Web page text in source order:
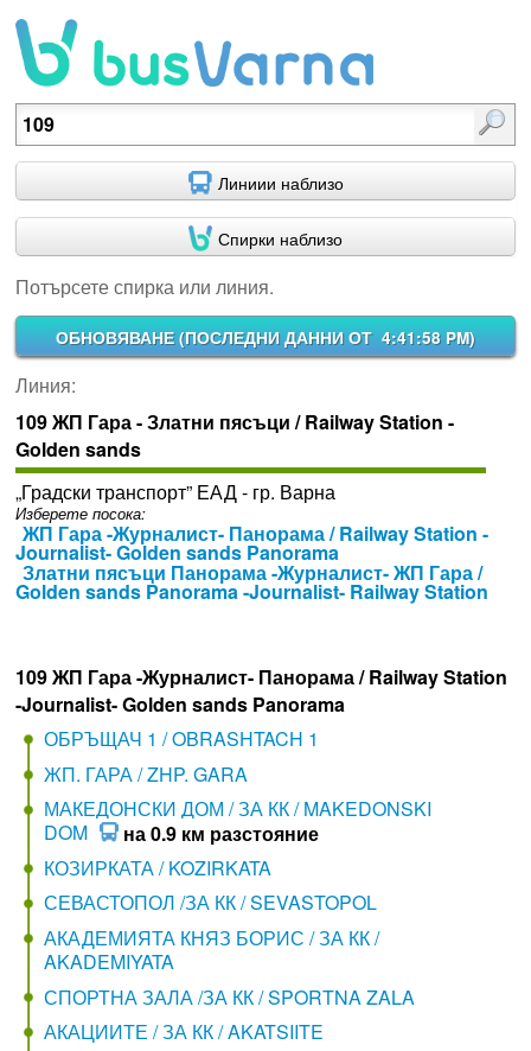
Потърсете спирка или линия.
Линиии наблизо
Спирки наблизо
Потърсете спирка или линия.
ОБНОВЯВАНЕ (ПОСЛЕДНИ ДАННИ ОТ 4:41:58 PM)
Линия:
109 ЖП Гара - Златни пясъци / Railway Station -
Golden sands
„Градски транспорт” ЕАД - гр. Варна
Изберете посока:
ЖП Гара -Журналист- Панорама / Railway Station -
Journalist- Golden sands Panorama
Златни пясъци Панорама -Журналист- ЖП Гара /
Golden sands Panorama -Journalist- Railway Station
109 ЖП Гара -Журналист- Панорама / Railway Station
-Journalist- Golden sands Panorama
ОБРЪЩАЧ 1 / OBRASHTACH 1
ЖП. ГАРА / ZHP. GARA
МАКЕДОНСКИ ДОМ / ЗА КК / MAKEDONSKI
DOM
на 0.9 км разстояние
КОЗИРКАТА / KOZIRKATA
СЕВАСТОПОЛ /ЗА КК / SEVASTOPOL
АКАДЕМИЯТА КНЯЗ БОРИС / ЗА КК /
AKADEMIYATA
СПОРТНА ЗАЛА /ЗА КК / SPORTNA ZALA
АКАЦИИТЕ / ЗА КК / AKATSIITE